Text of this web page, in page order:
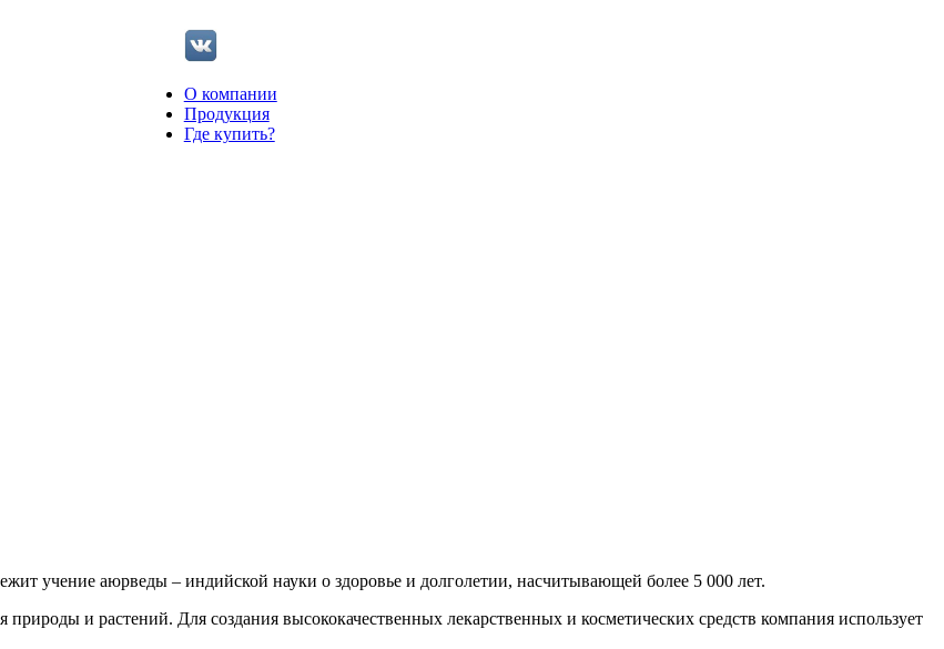
О компании
Продукция
Где купить?
учение аюрведы – индийской науки о здоровье и долголетии, насчитывающей более 5 000 лет.
и растений. Для создания высококачественных лекарственных и косметических средств компания использует